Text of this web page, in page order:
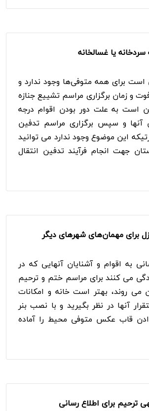
سردخانه یا غسالخانه
است برای همه متوفی‌ها وجود ندارد و
و زمان برگزاری مراسم تشییع جنازه
است به علت دور بودن اقوام درجه
آنها و سپس برگزاری مراسم تدفین
این موضوع وجود ندارد می توانید
جهت انجام فرآیند تدفین انتقال
برای مهمان‌های شهرهای دیگر
به اقوام و آشنایان آنهایی که در
می کنند برای مراسم ختم و ترحیم
می روند، بهتر است خانه و امکانات
آنها در نظر بگیرید و با نصب بنر
قاب عکس متوفی محیط را آماده